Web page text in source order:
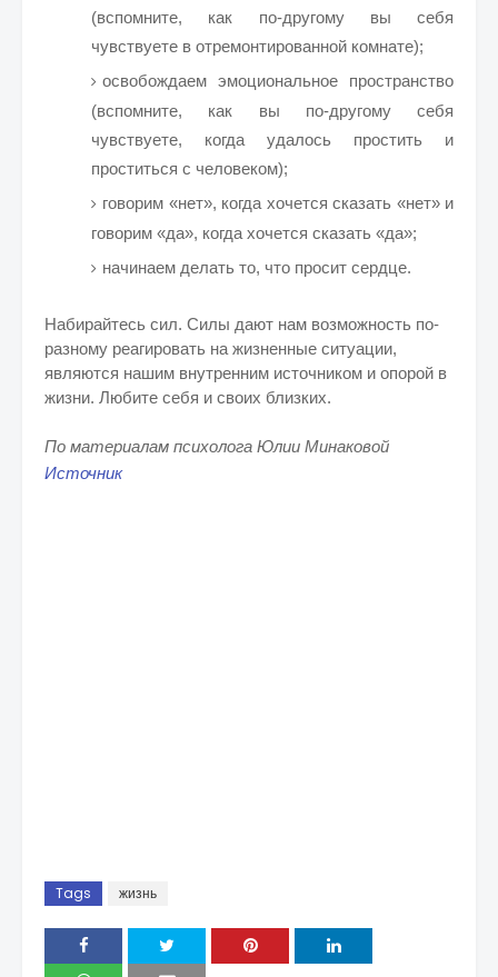
(вспомните, как по-другому вы себя
чувствуете в отремонтированной комнате);
освобождаем эмоциональное пространство
(вспомните, как вы по-другому себя
чувствуете, когда удалось простить и
проститься с человеком);
говорим «нет», когда хочется сказать «нет» и
говорим «да», когда хочется сказать «да»;
начинаем делать то, что просит сердце.
Набирайтесь сил. Силы дают нам возможность по-
разному реагировать на жизненные ситуации,
являются нашим внутренним источником и опорой в
жизни. Любите себя и своих близких.
По материалам психолога Юлии Минаковой
Источник
Tags жизнь